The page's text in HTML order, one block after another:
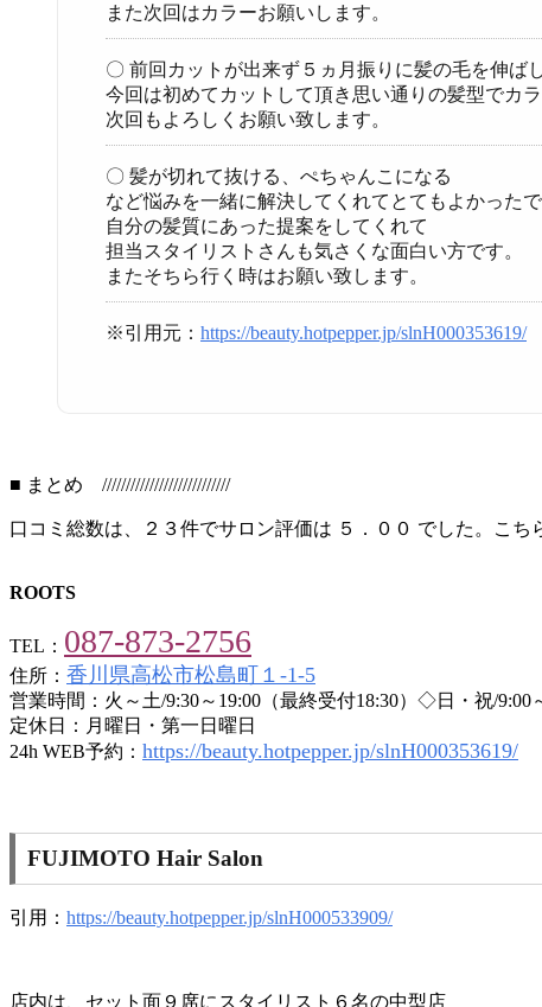
また次回はカラーお願いします。
〇 前回カットが出来ず５ヵ月振りに髪の毛を伸ば
今回は初めてカットして頂き思い通りの髪型でカ
次回もよろしくお願い致します。
〇 髪が切れて抜ける、ぺちゃんこになる
など悩みを一緒に解決してくれてとてもよかったで
自分の髪質にあった提案をしてくれて
担当スタイリストさんも気さくな面白い方です。
またそちら行く時はお願い致します。
※引用元： https://beauty.hotpepper.jp/slnH000353619/
■ まとめ ///////////////////////////
口コミ総数は、２３件でサロン評価は ５．００ でした。こ
ROOTS
TEL： 087-873-2756
住所： 香川県高松市松島町１-1-5
営業時間：火～土/9:30～19:00（最終受付18:30）◇日・祝/9:00
定休日：月曜日・第一日曜日
24h WEB予約： https://beauty.hotpepper.jp/slnH000353619/
FUJIMOTO Hair Salon
引用： https://beauty.hotpepper.jp/slnH000533909/
店内は、セット面９席にスタイリスト６名の中型店